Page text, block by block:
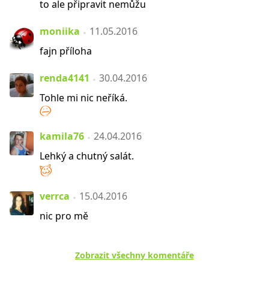
to ale připravit nemůžu
moniika
11.05.2016
fajn příloha
renda4141
30.04.2016
Tohle mi nic neříká.
kamila76
24.04.2016
Lehký a chutný salát.
verrca
15.04.2016
nic pro mě
Zobrazit všechny komentáře